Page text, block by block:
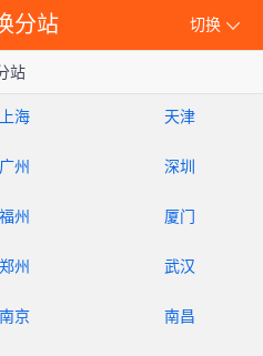
切换
分站
站
上海 天津
广州 深圳
福州 厦门
郑州 武汉
南京 南昌